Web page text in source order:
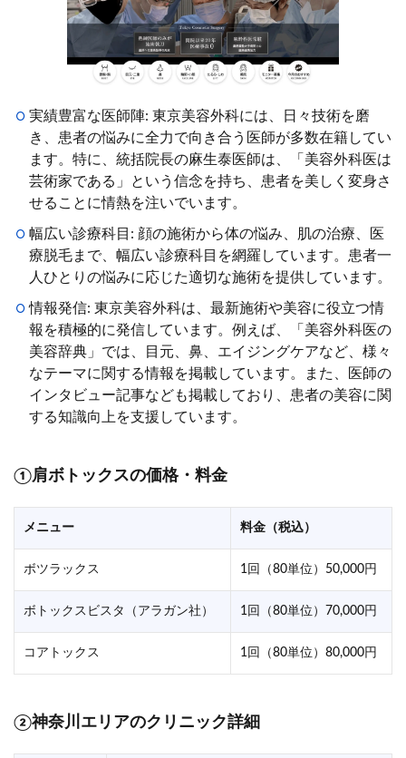
実績豊富な医師陣: 東京美容外科には、日々技術を磨
き、患者の悩みに全力で向き合う医師が多数在籍してい
ます。特に、統括院長の麻生泰医師は、「美容外科医は
芸術家である」という信念を持ち、患者を美しく変身さ
せることに情熱を注いでいます。
幅広い診療科目: 顔の施術から体の悩み、肌の治療、医
療脱毛まで、幅広い診療科目を網羅しています。患者一
人ひとりの悩みに応じた適切な施術を提供しています。
情報発信: 東京美容外科は、最新施術や美容に役立つ情
報を積極的に発信しています。例えば、「美容外科医の
美容辞典」では、目元、鼻、エイジングケアなど、様々
なテーマに関する情報を掲載しています。また、医師の
インタビュー記事なども掲載しており、患者の美容に関
する知識向上を支援しています。
①肩ボトックスの価格・料金
メニュー 料金（税込）
ボツラックス 1回（80単位）50,000円
ボトックスビスタ（アラガン社） 1回（80単位）70,000円
コアトックス 1回（80単位）80,000円
②神奈川エリアのクリニック詳細